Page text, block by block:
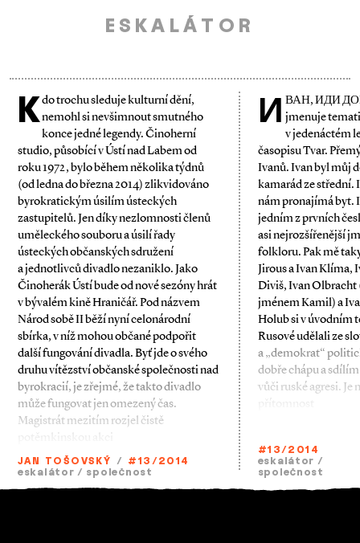
ESKALÁTOR
K
do trochu sleduje kulturní dění,
nemohl si nevšimnout smutného
konce jedné legendy. Činoherní
studio, působící v Ústí nad Labem od
roku 1972, bylo během několika týdnů
(od ledna do března 2014) zlikvidováno
byrokratickým úsilím ústeckých
zastupitelů. Jen díky nezlomnosti členů
uměleckého souboru a úsilí řady
ústeckých občanských sdružení
a jednotlivců divadlo nezaniklo. Jako
Činoherák Ústí bude od nové sezóny hrát
v bývalém kině Hraničář. Pod názvem
Národ sobě II běží nyní celonárodní
sbírka, v níž mohou občané podpořit
další fungování divadla. Byť jde o svého
druhu vítězství občanské společnosti nad
byrokracií, je zřejmé, že takto divadlo
může fungovat jen omezený čas.
Magistrát mezitím rozjel čistě
JAN TOŠOVSKÝ / #13/2014
eskalátor / společnost
И
ВАН, ИДИ
jmenuje
v jedenáctém
časopisu Tvar.
Ivanů. Ivan byl můj
kamarád ze střední.
nám pronajímá byt.
jedním z prvních
asi nejrozšířenější
folkloru. Pak mě
Jirous a Ivan Klíma,
Diviš, Ivan
jménem Kamil) a
Holub si v úvodním
Rusové udělali ze
a „demokrat“
dobře chápu a
vůči ruské agresi. Je
#13/2014
eskalátor /
společnost